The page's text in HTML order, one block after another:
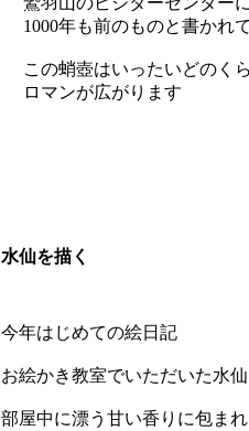
1000年も前のものと書かれ
この蛸壺はいったいどのく
ロマンが広がります
水仙を描く
今年はじめての絵日記
お絵かき教室でいただいた水
部屋中に漂う甘い香りに包ま